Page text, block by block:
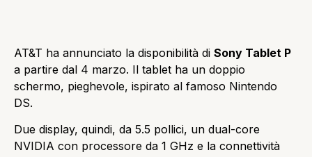
AT&T ha annunciato la disponibilità di Sony Tablet P
a partire dal 4 marzo. Il tablet ha un doppio
schermo, pieghevole, ispirato al famoso Nintendo
DS.
Due display, quindi, da 5.5 pollici, un dual-core
NVIDIA con processore da 1 GHz e la connettività